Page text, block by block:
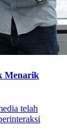
Menarik
telah